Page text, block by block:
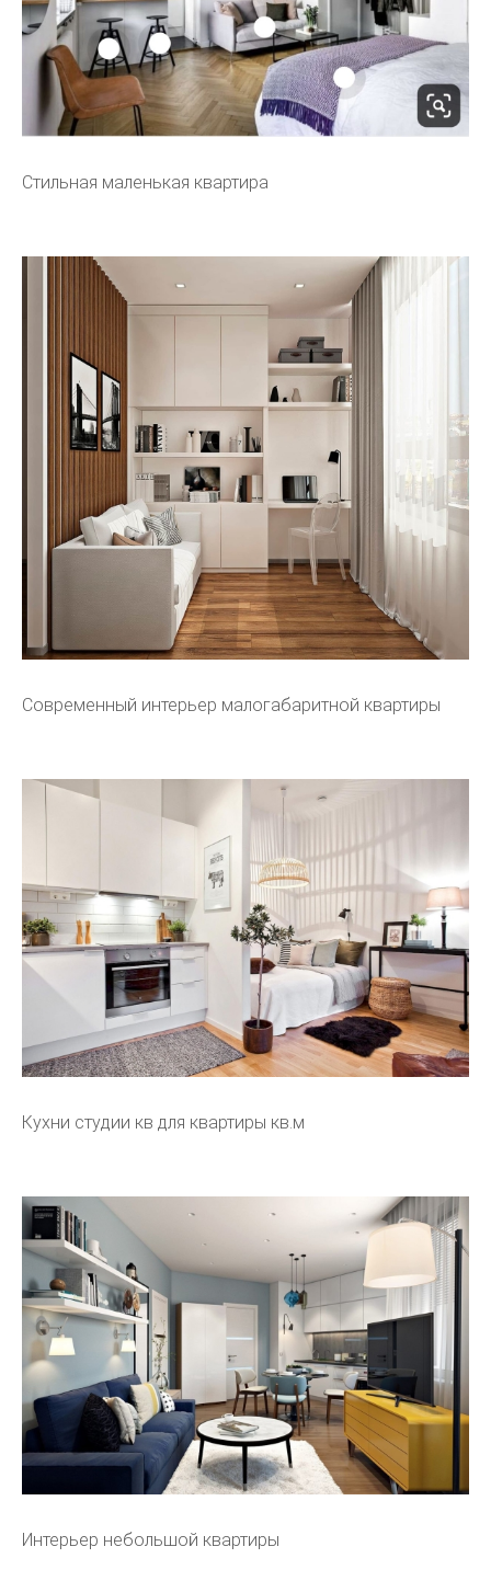
Стильная маленькая квартира
Современный интерьер малогабаритной квартиры
Кухни студии кв для квартиры кв.м
Интерьер небольшой квартиры